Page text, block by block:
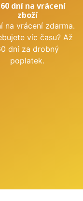
dní na vrácení
zboží
na vrácení zdarma.
víc času? Až
dní za drobný
poplatek.